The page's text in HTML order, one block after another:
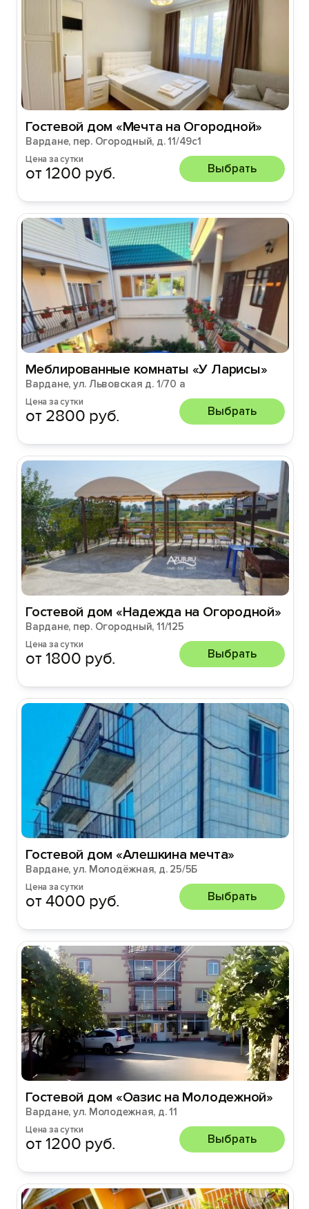
Гостевой дом «Мечта на Огородной»
Вардане, пер. Огородный, д. 11/49с1
Цена за сутки
от 1200 руб. Выбрать
Меблированные комнаты «У Ларисы»
Вардане, ул. Львовская д. 1/70 а
Цена за сутки
от 2800 руб. Выбрать
Гостевой дом «Надежда на Огородной»
Вардане, пер. Огородный, 11/125
Цена за сутки
от 1800 руб. Выбрать
Гостевой дом «Алешкина мечта»
Вардане, ул. Молодёжная, д. 25/5Б
Цена за сутки
от 4000 руб. Выбрать
Гостевой дом «Оазис на Молодежной»
Вардане, ул. Молодежная, д. 11
Цена за сутки
от 1200 руб. Выбрать